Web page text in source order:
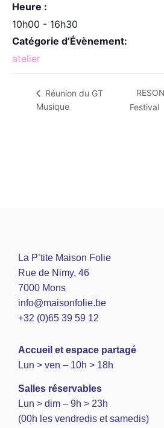
Heure :
10h00 - 16h30
Catégorie d’Évènement:
atelier
Réunion du GT
Musique
Festival
La P’tite Maison Folie
Rue de Nimy, 46
7000 Mons
info@maisonfolie.be
+32 (0)65 39 59 12
Accueil et espace partagé
Lun > ven – 10h > 18h
Salles réservables
Lun > dim – 9h > 23h
(00h les vendredis et samedis)